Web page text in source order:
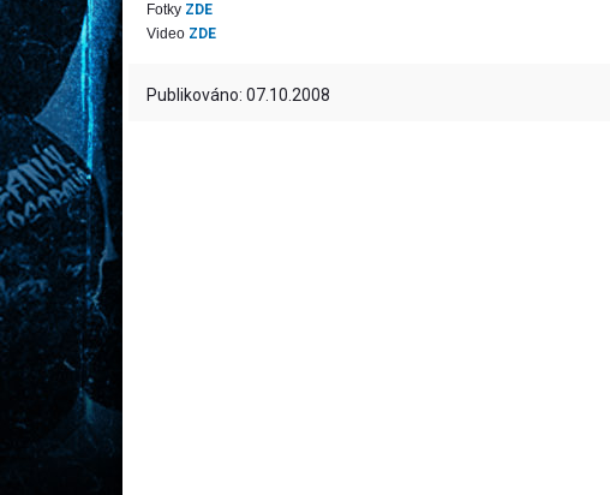
Fotky ZDE
Video ZDE
Publikováno: 07.10.2008